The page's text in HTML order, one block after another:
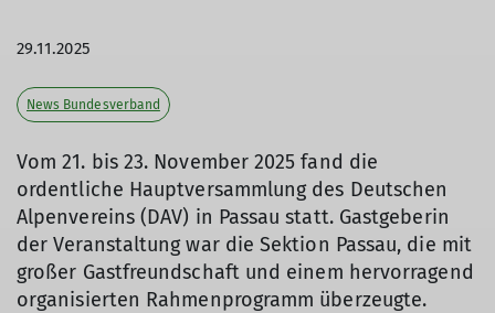
29.11.2025
News Bundesverband
Vom 21. bis 23. November 2025 fand die
ordentliche Hauptversammlung des Deutschen
Alpenvereins (DAV) in Passau statt. Gastgeberin
der Veranstaltung war die Sektion Passau, die mit
großer Gastfreundschaft und einem hervorragend
organisierten Rahmenprogramm überzeugte.